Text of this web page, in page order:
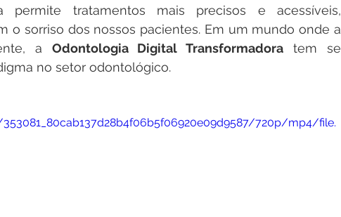
permite tratamentos mais precisos e acessíveis,
o sorriso dos nossos pacientes. Em um mundo onde a
a Odontologia Digital Transformadora tem se
no setor odontológico.
720p/mp4/file.